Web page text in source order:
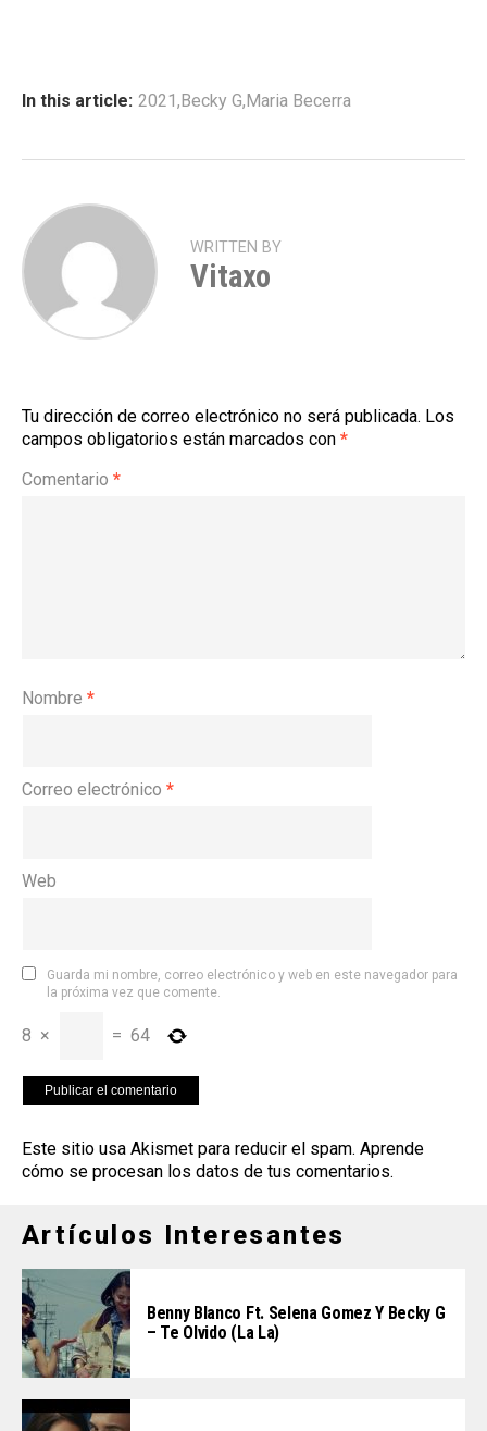
In this article: 2021,Becky G,Maria Becerra
WRITTEN BY
Vitaxo
Tu dirección de correo electrónico no será publicada. Los
campos obligatorios están marcados con *
Comentario *
Nombre *
Correo electrónico *
Web
Guarda mi nombre, correo electrónico y web en este navegador para
la próxima vez que comente.
8 × = 64
Este sitio usa Akismet para reducir el spam. Aprende
cómo se procesan los datos de tus comentarios.
Artículos Interesantes
Benny Blanco Ft. Selena Gomez Y Becky G
– Te Olvido (La La)